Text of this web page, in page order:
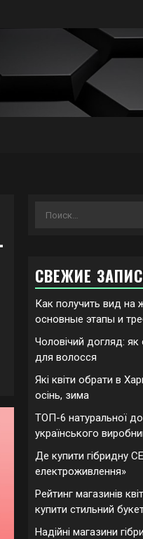
Найти:
СВЕЖИЕ
Как получить вид на
основные этапы и
Чоловічий догляд:
для волосся
Які квіти обрати в
осінь, зима
ТОП-6 натуральної
українського
Де купити гібридну
електроживлення»
Рейтинг магазинів
купити стильний
Надійні магазини